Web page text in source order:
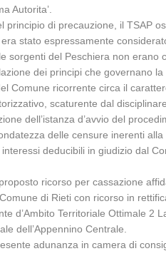
Autorita’.
principio di precauzione, il TSAP
stato espressamente
sorgenti del Peschiera non
dei principi che governano
Comune ricorrente circa il
scaturente dal
dell’istanza d’avvio del
delle censure inerenti
deducibili in giudizio dal
ricorso per cassazione
di Rieti con ricorso in
d’Ambito Territoriale Ottimale 2
dell’Appennino Centrale.
adunanza in camera di